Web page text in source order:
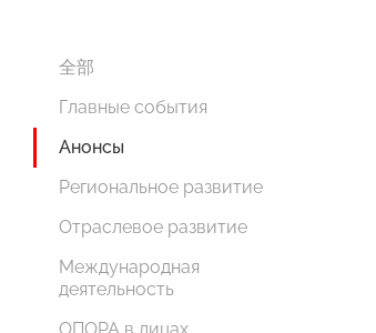
全部
Главные события
Анонсы
Региональное развитие
Отраслевое развитие
Международная
деятельность